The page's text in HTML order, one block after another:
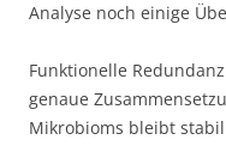
Analyse noch einige
Funktionelle
genaue
Mikrobioms bleibt